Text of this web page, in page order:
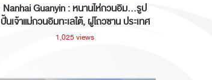
Nanhai Guanyin : หนานไห่กวนอิม...รูป
ปั้นเจ้าแม่กวนอิมทะเลใต้, ผู่โถวซาน ประเทศ
จีน
1,025 views